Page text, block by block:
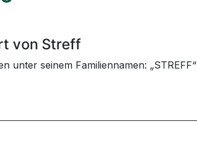
von Streff
unter seinem Familiennamen: „STREFF“